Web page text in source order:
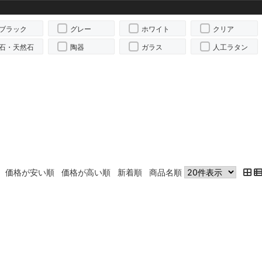
ブラック グレー ホワイト クリア
・天然石 陶器 ガラス 人工ラタン
価格が安い順 価格が高い順 新着順 商品名順